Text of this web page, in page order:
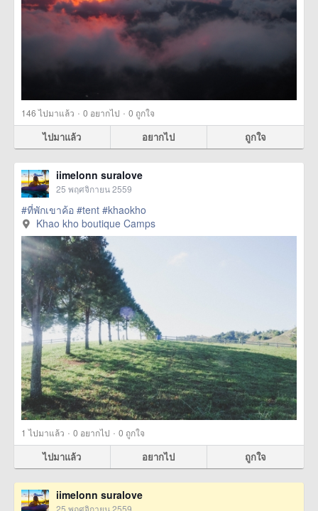
146ไปมาแล้ว · 0 อยากไป · 0 ถูกใจ
ไปมาแล้ว อยากไป ถูกใจ
iimelonn suralove
25 พฤศจิกายน 2559
#ที่พักเขาค้อ #tent #khaokho
Khao kho boutique Camps
1 ไปมาแล้ว · 0 อยากไป · 0 ถูกใจ
ไปมาแล้ว อยากไป ถูกใจ
iimelonn suralove
25 พฤศจิกายน 2559